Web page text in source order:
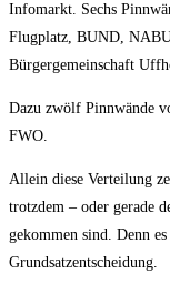
Infomarkt. Sechs
Flugplatz, BUND,
Bürgergemeinschaft
Dazu zwölf Pinnwände
FWO.
Allein diese Verteilung
trotzdem – oder gerade
gekommen sind. Denn
Grundsatzentscheidung.